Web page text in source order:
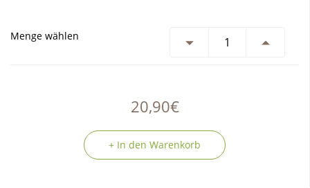
Menge wählen
20,90€
+ In den Warenkorb